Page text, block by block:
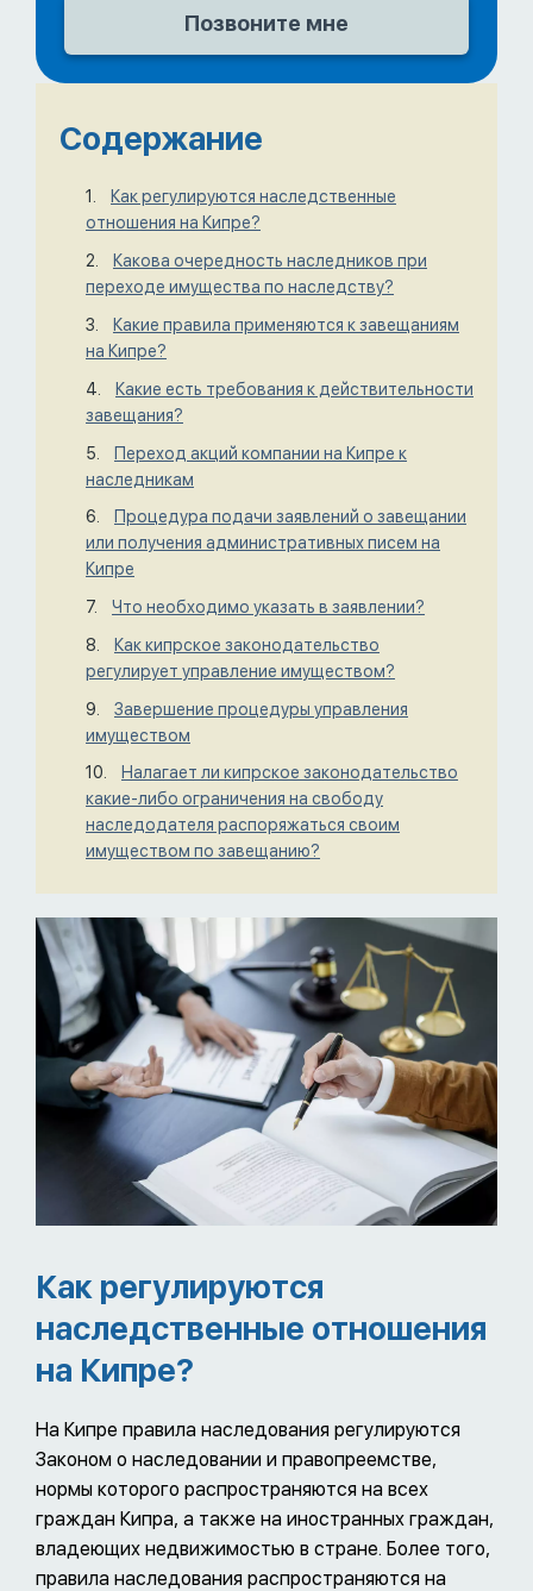
Содержание
Как регулируются наследственные
отношения на Кипре?
Какова очередность наследников при
переходе имущества по наследству?
Какие правила применяются к завещаниям
на Кипре?
Какие есть требования к действительности
завещания?
Переход акций компании на Кипре к
наследникам
Процедура подачи заявлений о завещании
или получения административных писем на
Кипре
Что необходимо указать в заявлении?
Как кипрское законодательство
регулирует управление имуществом?
Завершение процедуры управления
имуществом
Налагает ли кипрское законодательство
какие-либо ограничения на свободу
наследодателя распоряжаться своим
имуществом по завещанию?
Как регулируются
наследственные отношения
на Кипре?
На Кипре правила наследования регулируются
Законом о наследовании и правопреемстве,
нормы которого распространяются на всех
граждан Кипра, а также на иностранных граждан,
владеющих недвижимостью в стране. Более того,
правила наследования распространяются на